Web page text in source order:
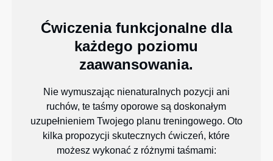
Ćwiczenia funkcjonalne dla
każdego poziomu
zaawansowania.
Nie wymuszając nienaturalnych pozycji ani
ruchów, te taśmy oporowe są doskonałym
uzupełnieniem Twojego planu treningowego. Oto
kilka propozycji skutecznych ćwiczeń, które
możesz wykonać z różnymi taśmami: